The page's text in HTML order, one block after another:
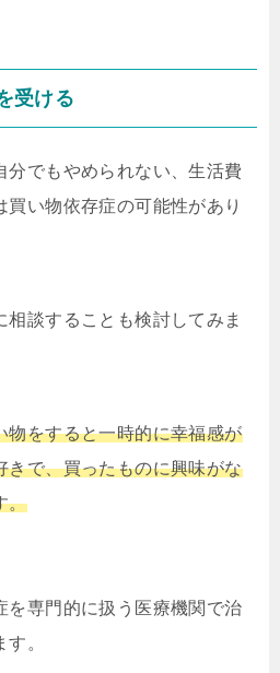
受ける
分でもやめられない、生活費
い物依存症の可能性があり
談することも検討してみま
物をすると一時的に幸福感が
きで、買ったものに興味がな
。
を専門的に扱う医療機関で治
。